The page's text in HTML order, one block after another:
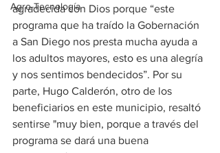
Agro-Tecnología
agradecida con Dios porque “este
programa que ha traído la Gobernación
a San Diego nos presta mucha ayuda a
los adultos mayores, esto es una alegría
y nos sentimos bendecidos”. Por su
parte, Hugo Calderón, otro de los
beneficiarios en este municipio, resaltó
sentirse "muy bien, porque a través del
programa se dará una buena